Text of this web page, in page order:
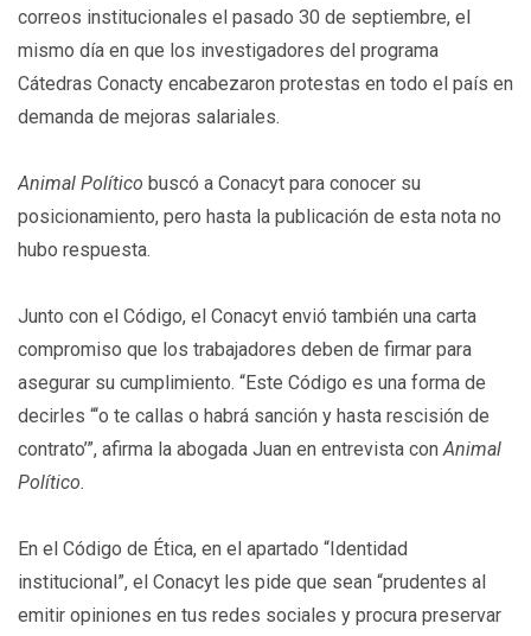
correos institucionales el pasado 30 de septiembre, el
mismo día en que los investigadores del programa
Cátedras Conacty encabezaron protestas en todo el país en
demanda de mejoras salariales.
Animal Político buscó a Conacyt para conocer su
posicionamiento, pero hasta la publicación de esta nota no
hubo respuesta.
Junto con el Código, el Conacyt envió también una carta
compromiso que los trabajadores deben de firmar para
asegurar su cumplimiento. “Este Código es una forma de
decirles “‘o te callas o habrá sanción y hasta rescisión de
contrato’”, afirma la abogada Juan en entrevista conAnimal
Político.
En el Código de Ética, en el apartado “Identidad
institucional”, el Conacyt les pide que sean “prudentes al
emitir opiniones en tus redes sociales y procura preservar